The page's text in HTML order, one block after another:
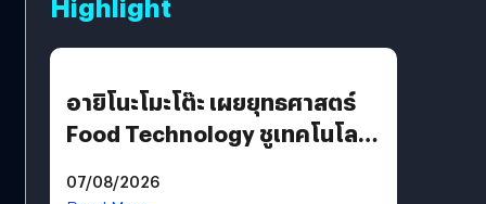
อายิโนะโมะโต๊ะ เผยยุทธศาสตร์
Food Technology ชูเทคโนโลยี
บริโภคและ B2B
07/08/2026